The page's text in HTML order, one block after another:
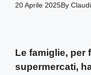
20 Aprile 2025By
Le famiglie, per
supermercati,